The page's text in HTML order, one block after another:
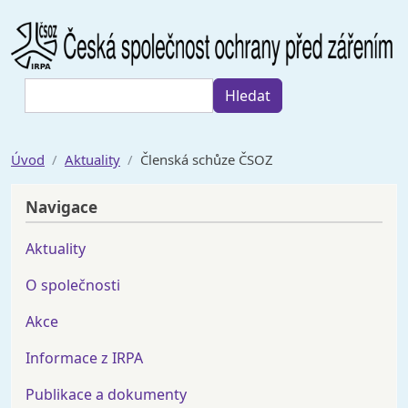
Hledat
Úvod Aktuality Členská schůze ČSOZ
Navigace
Aktuality
O společnosti
Akce
Informace z IRPA
Publikace a dokumenty